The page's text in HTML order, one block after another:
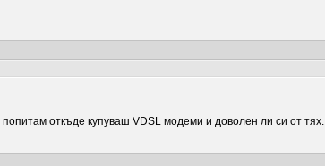
откъде купуваш VDSL модеми и доволен ли си от тях.